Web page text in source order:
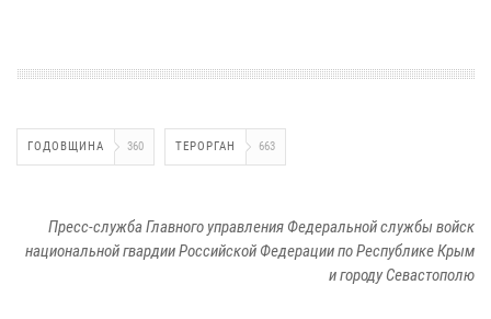
ГОДОВЩИНА 360 ТЕРОРГАН 663
Пресс-служба Главного управления Федеральной службы войск
национальной гвардии Российской Федерации по Республике Крым
и городу Севастополю